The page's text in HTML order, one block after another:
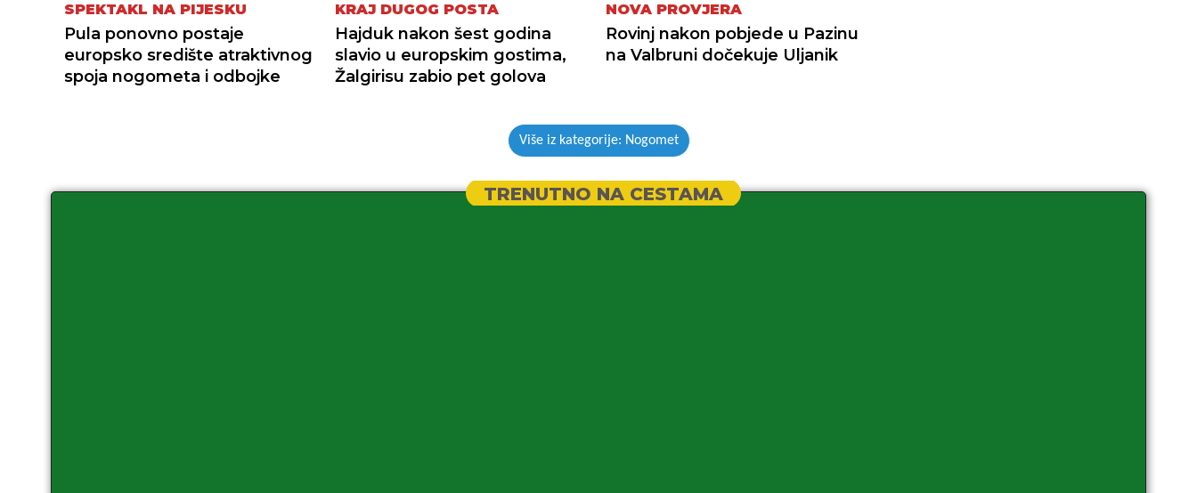
SPEKTAKL NA PIJESKU
Pula ponovno postaje
europsko središte atraktivnog
spoja nogometa i odbojke
KRAJ DUGOG POSTA
Hajduk nakon šest godina
slavio u europskim gostima,
Žalgirisu zabio pet golova
NOVA PROVJERA
Rovinj nakon pobjede u Pazinu
na Valbruni dočekuje Uljanik
Više iz kategorije: Nogomet
TRENUTNO NA CESTAMA